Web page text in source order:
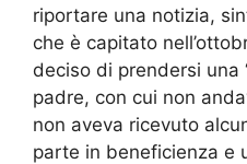
riportare una notizia,
che è capitato
deciso di prendersi una
padre, con cui non
non aveva ricevuto
parte in beneficienza e